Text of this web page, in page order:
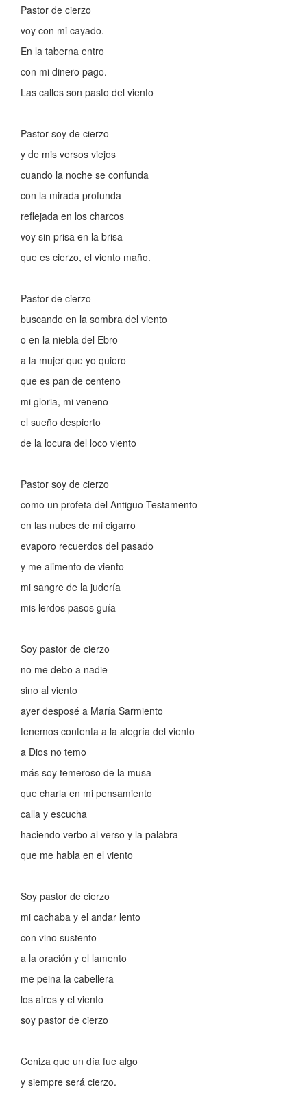
Pastor de cierzo
voy con mi cayado.
En la taberna entro
con mi dinero pago.
Las calles son pasto del viento
Pastor soy de cierzo
y de mis versos viejos
cuando la noche se confunda
con la mirada profunda
reflejada en los charcos
voy sin prisa en la brisa
que es cierzo, el viento maño.
Pastor de cierzo
buscando en la sombra del viento
o en la niebla del Ebro
a la mujer que yo quiero
que es pan de centeno
mi gloria, mi veneno
el sueño despierto
de la locura del loco viento
Pastor soy de cierzo
como un profeta del Antiguo Testamento
en las nubes de mi cigarro
evaporo recuerdos del pasado
y me alimento de viento
mi sangre de la judería
mis lerdos pasos guía
Soy pastor de cierzo
no me debo a nadie
sino al viento
ayer desposé a María Sarmiento
tenemos contenta a la alegría del viento
a Dios no temo
más soy temeroso de la musa
que charla en mi pensamiento
calla y escucha
haciendo verbo al verso y la palabra
que me habla en el viento
Soy pastor de cierzo
mi cachaba y el andar lento
con vino sustento
a la oración y el lamento
me peina la cabellera
los aires y el viento
soy pastor de cierzo
Ceniza que un día fue algo
y siempre será cierzo.